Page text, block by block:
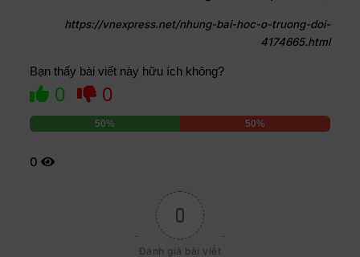
https://vnexpress.net/nhung-bai-hoc-o-truong-doi-
4174665.html
Bạn thấy bài viết này hữu ích không?
0 0
50% 50%
0
0
Đánh giá bài viết